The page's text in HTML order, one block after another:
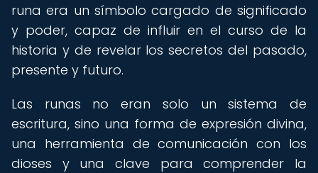
runa era un símbolo cargado de significado
y poder, capaz de influir en el curso de la
historia y de revelar los secretos del pasado,
presente y futuro.
Las runas no eran solo un sistema de
escritura, sino una forma de expresión divina,
una herramienta de comunicación con los
dioses y una clave para comprender la